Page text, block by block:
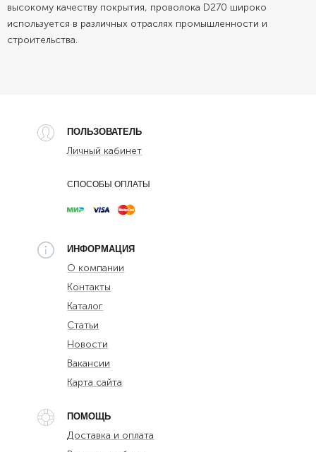
высокому качеству покрытия, проволока D270 широко
используется в различных отраслях промышленности и
строительства.
ПОЛЬЗОВАТЕЛЬ
Личный кабинет
СПОСОБЫ ОПЛАТЫ
ИНФОРМАЦИЯ
О компании
Контакты
Каталог
Статьи
Новости
Вакансии
Карта сайта
ПОМОЩЬ
Доставка и оплата